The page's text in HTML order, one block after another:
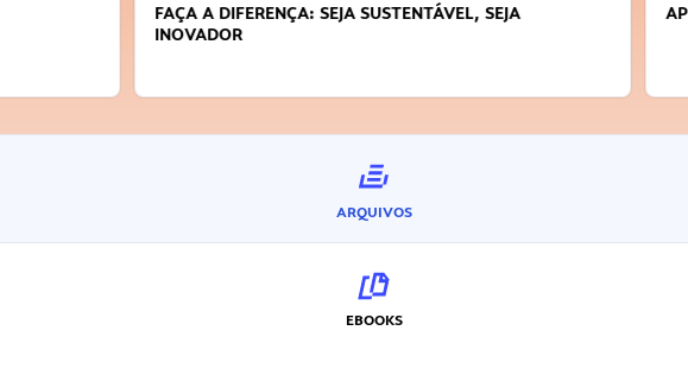
FAÇA A DIFERENÇA: SEJA SUSTENTÁVEL, SEJA
INOVADOR
ARQUIVOS
EBOOKS